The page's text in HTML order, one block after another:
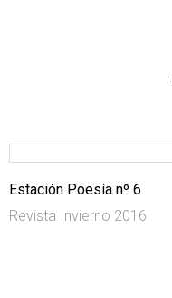
Estación Poesía nº 6
Revista Invierno 2016